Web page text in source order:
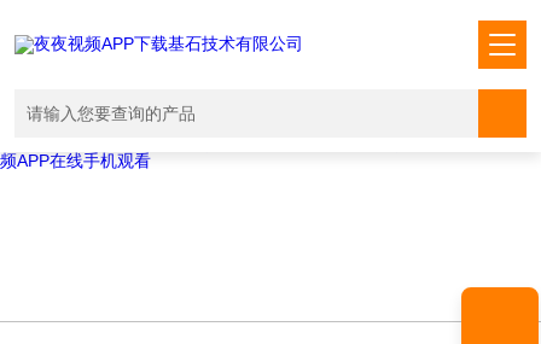
/www/wwwroot/T1.COM/func.phpon line
file_put_contents(./cachefile_yuan/shendoushi.net/cache/6c/7c9eb/
failed to open stream: No such file or directory in
/www/wwwroot/T1.COM/func.php
夜夜视频APP下载,夜夜爽视频APP看片,夜夜夜风流视频下载APP,夜夜视
频APP在线手机观看